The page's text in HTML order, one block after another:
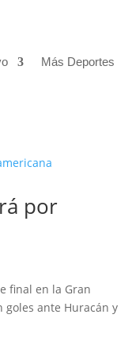
Más Deportes
por
final en la Gran
goles ante Huracán y